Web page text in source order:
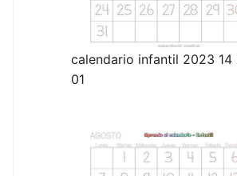
calendario infantil 2023 14
01